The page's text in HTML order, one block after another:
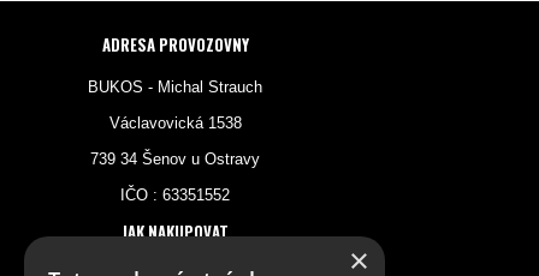
ADRESA PROVOZOVNY
BUKOS - Michal Strauch
Václavovická 1538
739 34 Šenov u Ostravy
IČO : 63351552
JAK NAKUPOVAT
×